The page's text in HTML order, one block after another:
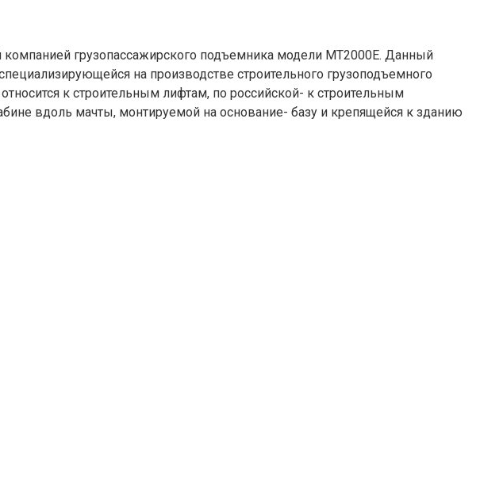
грузопассажирского подъемника модели MT2000E. Данный
на производстве строительного грузоподъемного
к строительным лифтам, по российской- к строительным
вдоль мачты, монтируемой на основание- базу и крепящейся к зданию